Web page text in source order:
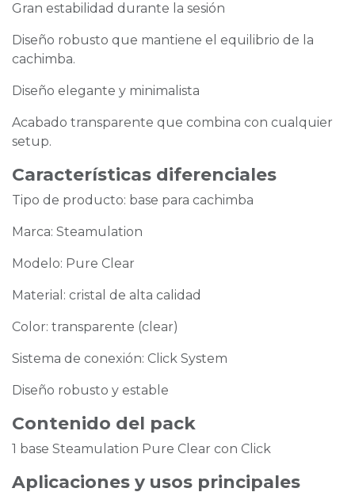
Gran estabilidad durante la sesión
Diseño robusto que mantiene el equilibrio de la
cachimba.
Diseño elegante y minimalista
Acabado transparente que combina con cualquier
setup.
Características diferenciales
Tipo de producto: base para cachimba
Marca: Steamulation
Modelo: Pure Clear
Material: cristal de alta calidad
Color: transparente (clear)
Sistema de conexión: Click System
Diseño robusto y estable
Contenido del pack
1 base Steamulation Pure Clear con Click
Aplicaciones y usos principales